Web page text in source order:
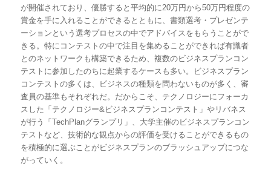
が開催されており、優勝すると平均的に20万円から50万円程度の
賞金を手に入れることができるとともに、書類選考・プレゼンテ
ーションという選考プロセスの中でアドバイスをもらうことがで
きる。特にコンテストの中で注目を集めることができれば有識者
とのネットワークも構築できるため、複数のビジネスプランコン
テストに参加したのちに起業するケースも多い。ビジネスプラン
コンテストの多くは、ビジネスの種類を問わないものが多く、審
査員の基準もそれぞれだ。だからこそ、テクノロジーにフォーカ
スした「テクノロジー&ビジネスプランコンテスト」やリバネス
が行う「TechPlanグランプリ」、大学主催のビジネスプランコン
テストなど、技術的な観点からの評価を受けることができるもの
を積極的に選ぶことがビジネスプランのブラッシュアップにつな
がっていく。